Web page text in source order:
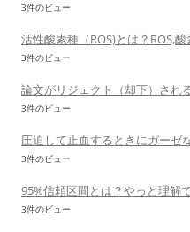
3件のビュー
活性酸素種（ROS)とは？ROS,
3件のビュー
論文がリジェクト（却下）され
3件のビュー
圧迫して止血するときにガーゼ
3件のビュー
95%信頼区間とは？やっと理解
3件のビュー